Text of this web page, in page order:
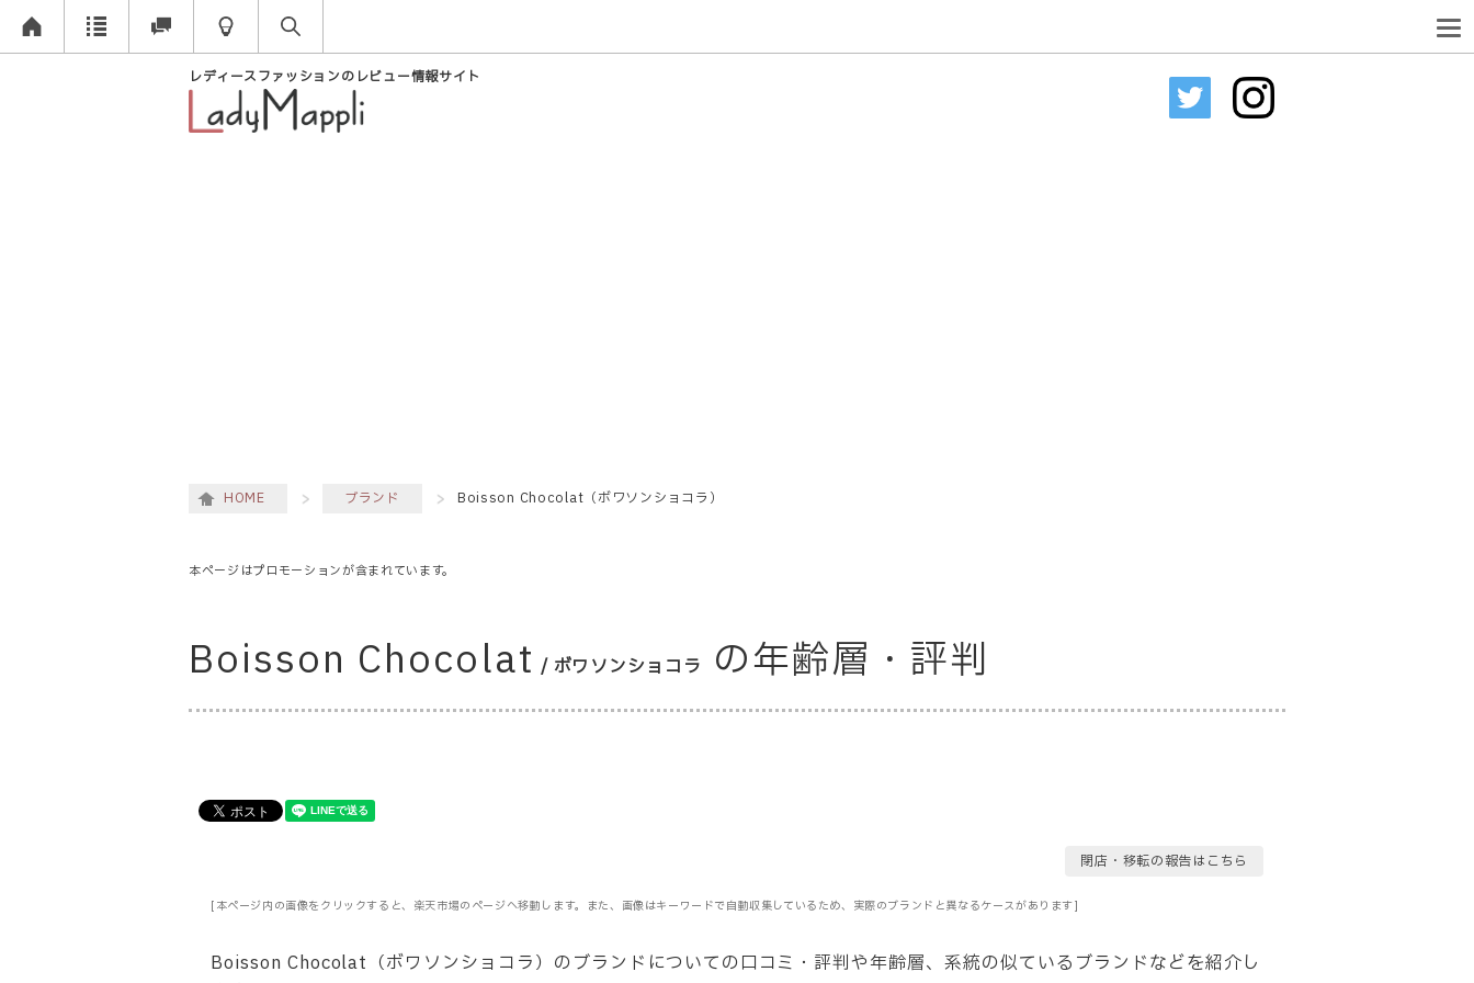
レディースファッションのレビュー情報サイト
HOME ブランド Boisson Chocolat（ボワソンショコラ）
本ページはプロモーションが含まれています。
Boisson Chocolat / ボワソンショコラ の年齢層・評判
閉店・移転の報告はこちら
[本ページ内の画像をクリックすると、楽天市場のページへ移動します。また、画像はキーワードで自動収集しているため、実際のブランドと異なるケースがあります]
Boisson Chocolat（ボワソンショコラ）のブランドについての口コミ・評判や年齢層、系統の似ているブランドなどを紹介し